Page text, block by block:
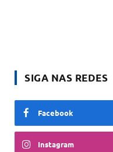
SIGA NAS REDES
Facebook
Instagram